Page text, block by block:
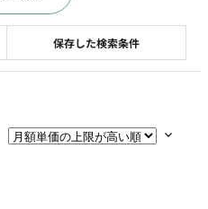
保存した検索条件